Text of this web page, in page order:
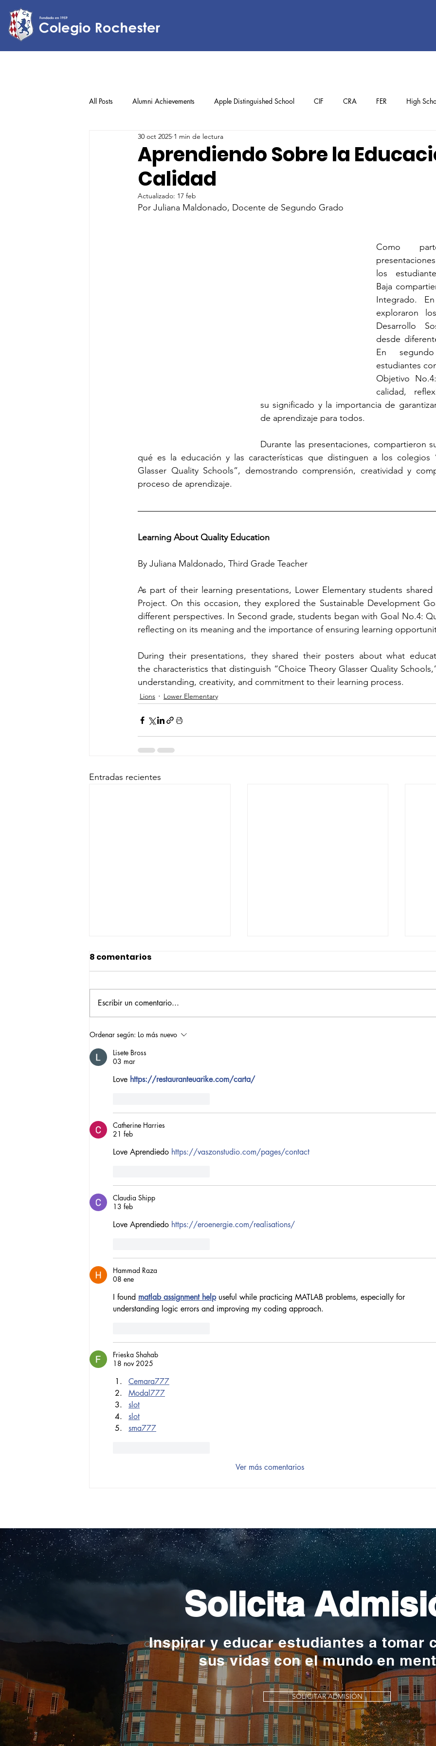
All Posts Alumni Achievements Apple Distinguished School CIF CRA FER High
Lower Elementary Middle School
Upper Elementary
Aprendiendo Sobre la
Calidad
30 oct 2025 1 min de lectura
Actualizado: 17 feb
Por Juliana Maldonado, Docente de Segundo Grado
Como
los
Baja
Integrado.
exploraron
Desarrollo
desde
En
estudiantes
Objetivo
calidad,
su significado y la importancia de
de aprendizaje para todos.
Durante las presentaciones, compartieron
qué es la educación y las características que distinguen a los colegios
Glasser Quality Schools”, demostrando comprensión, creatividad y
proceso de aprendizaje.
Learning About Quality Education
By Juliana Maldonado, Third Grade Teacher
As part of their learning presentations, Lower Elementary students
Project. On this occasion, they explored the Sustainable Development
different perspectives. In Second grade, students began with Goal No.4:
reflecting on its meaning and the importance of ensuring learning
During their presentations, they shared their posters about what
the characteristics that distinguish “Choice Theory Glasser Quality
understanding, creativity, and commitment to their learning process.
Lions Lower Elementary
Entradas recientes
Construyendo su propio
camino: la historia de
Verónica Ardila Platín,
promoción 2017
8 comentarios
Escribir un comentario...
Ordenar según: Lo más nuevo
Lisete Bross
03 mar
Love https://restauranteuarike.com/carta/
Catherine Harries
21 feb
Love Aprendiedo https://vaszonstudio.com/pages/contact
Claudia Shipp
13 feb
Love Aprendiedo https://eroenergie.com/realisations/
Hammad Raza
08 ene
I found matlab assignment help useful while practicing MATLAB problems, especially for
understanding logic errors and improving my coding approach.
Frieska Shahab
18 nov 2025
Cemara777
Modal777
slot
slot
sma777
Ver más comentarios
Solicita
Inspirar y educar estudiantes a tomar
sus vidas con el mundo en
SOLICITAR ADMISIÓN